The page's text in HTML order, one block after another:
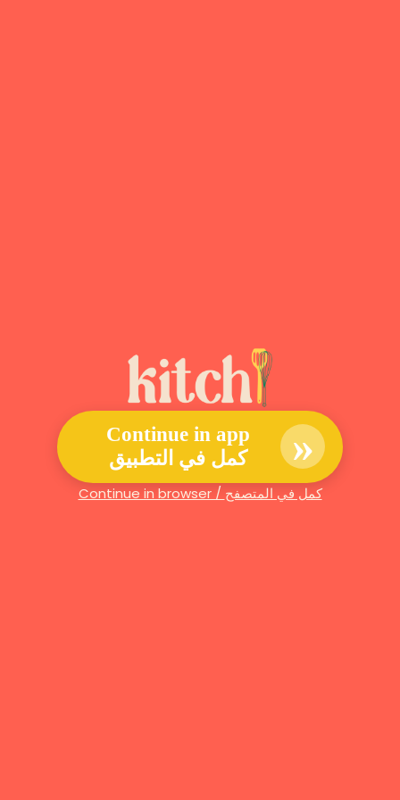
Continue in app
كمل في التطبيق
»
Continue in browser / كمل في المتصفح